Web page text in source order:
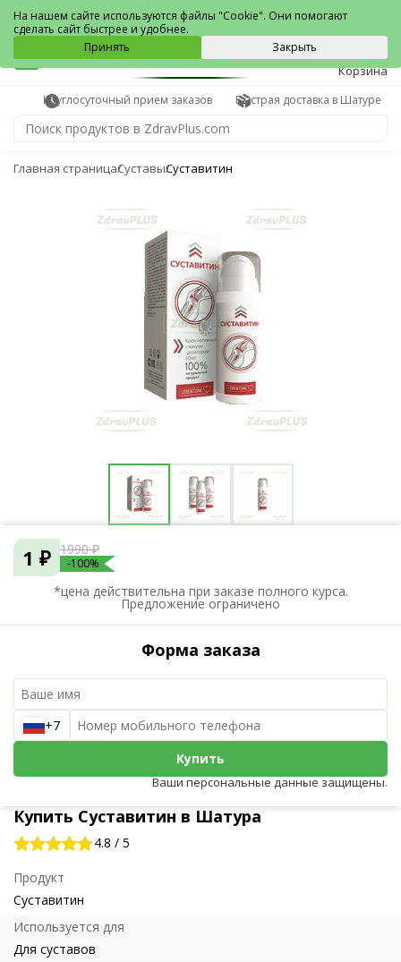
Шатура
0
Корзина
Круглосуточный прием заказов Быстрая доставка в Шатуре
Главная страницаСуставыСуставитин
Купить Суставитин в Шатура
4.8 / 5
Продукт
Суставитин
Используется для
Для суставов
1 ₽ 1990 ₽
-100%
*цена действительна при заказе полного курса.
Предложение ограничено
Форма заказа
+7
Купить
Ваши персональные данные защищены.
На нашем сайте используются файлы "Cookie". Они помогают
сделать сайт быстрее и удобнее.
Принять
Закрыть